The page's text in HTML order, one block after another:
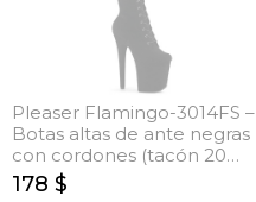
Pleaser Flamingo-3014FS –
Botas altas de ante negras
con cordones (tacón 20
cm)
178 $